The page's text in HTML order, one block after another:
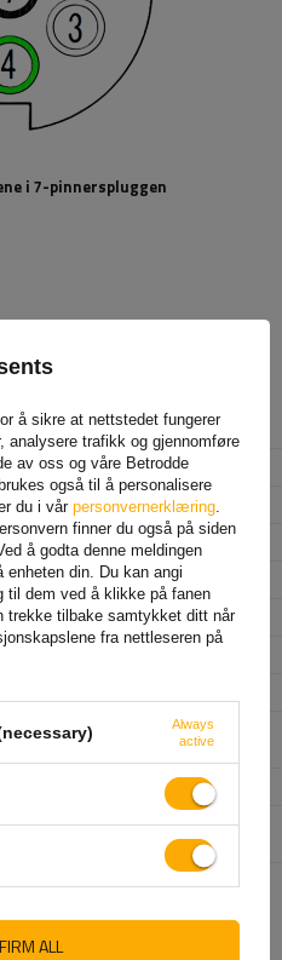
i 7-pinnerspluggen
,Stopplys Retningsindikator
Nummerskiltbelysning ,Reflektor
Sp. z o.o Mer
FOR DEG
å sikre at nettstedet fungerer
analysere trafikk og gjennomføre
av oss og våre Betrodde
også til å personalisere
du i vår personvernerklæring
finner du også på siden
å godta denne meldingen
din. Du kan angi
til dem ved å klikke på fanen
trekke tilbake samtykket ditt når
fra nettleseren på
Always
active
ALL